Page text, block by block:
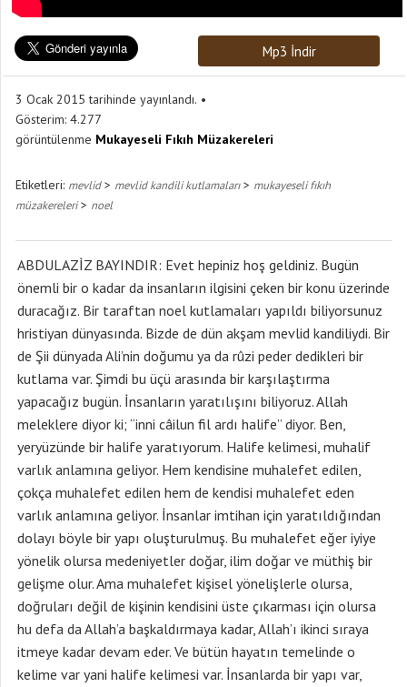
Mp3 İndir
3 Ocak 2015 tarihinde yayınlandı.
Gösterim: 4.277
görüntülenme Mukayeseli Fıkıh Müzakereleri
Etiketleri: mevlid> mevlid kandili kutlamaları> mukayeseli fıkıh
müzakereleri> noel
ABDULAZİZ BAYINDIR: Evet hepiniz hoş geldiniz. Bugün
önemli bir o kadar da insanların ilgisini çeken bir konu üzerinde
duracağız. Bir taraftan noel kutlamaları yapıldı biliyorsunuz
hristiyan dünyasında. Bizde de dün akşam mevlid kandiliydi. Bir
de Şii dünyada Ali’nin doğumu ya da rûzi peder dedikleri bir
kutlama var. Şimdi bu üçü arasında bir karşılaştırma
yapacağız bugün. İnsanların yaratılışını biliyoruz. Allah
meleklere diyor ki; “inni câilun fil ardı halife” diyor. Ben,
yeryüzünde bir halife yaratıyorum. Halife kelimesi, muhalif
varlık anlamına geliyor. Hem kendisine muhalefet edilen,
çokça muhalefet edilen hem de kendisi muhalefet eden
varlık anlamına geliyor. İnsanlar imtihan için yaratıldığından
dolayı böyle bir yapı oluşturulmuş. Bu muhalefet eğer iyiye
yönelik olursa medeniyetler doğar, ilim doğar ve müthiş bir
gelişme olur. Ama muhalefet kişisel yönelişlerle olursa,
doğruları değil de kişinin kendisini üste çıkarması için olursa
hu defa da Allah’a başkaldırmaya kadar, Allah’ı ikinci sıraya
itmeye kadar devam eder. Ve bütün hayatın temelinde o
kelime var yani halife kelimesi var. İnsanlarda bir yapı var,